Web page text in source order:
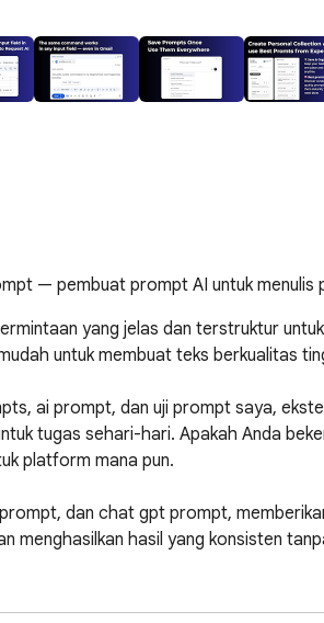
— pembuat prompt AI untuk menulis
yang jelas dan terstruktur
untuk membuat teks berkualitas
ai prompt, dan uji prompt saya,
tugas sehari-hari. Apakah Anda
platform mana pun.
dan chat gpt prompt,
hasil yang konsisten
pemikiran sederhana menjadi